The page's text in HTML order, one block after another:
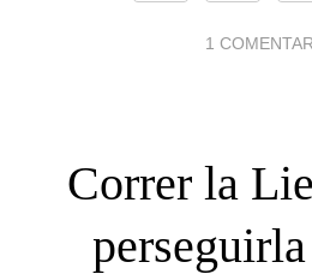
1
Correr la